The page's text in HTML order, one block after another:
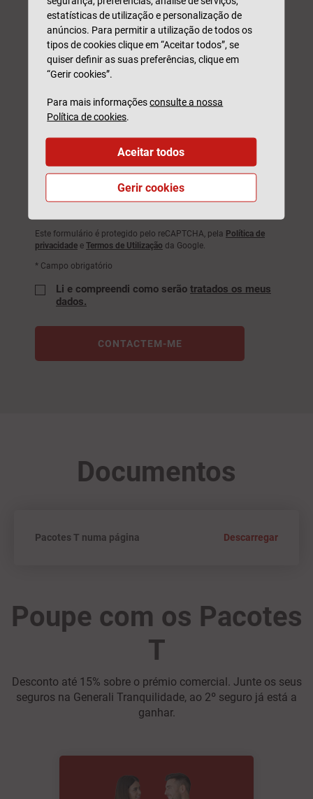
Código Postal*
Seguro*
Este formulário é protegido pelo reCAPTCHA, pela Política de
privacidade e Termos de Utilização da Google.
* Campo obrigatório
Li e compreendi como serão tratados os meus
dados.
CONTACTEM-ME
Documentos
Pacotes T numa página Descarregar
Poupe com os Pacotes
T
Desconto até 15% sobre o prémio comercial. Junte os seus
seguros na Generali Tranquilidade, ao 2º seguro já está a
ganhar.
estatísticas de utilização e personalização de
anúncios. Para permitir a utilização de todos os
tipos de cookies clique em “Aceitar todos”, se
quiser definir as suas preferências, clique em
“Gerir cookies”.
Para mais informaçõesconsulte a nossa
Política de cookies.
Gerir cookies
Aceitar todos